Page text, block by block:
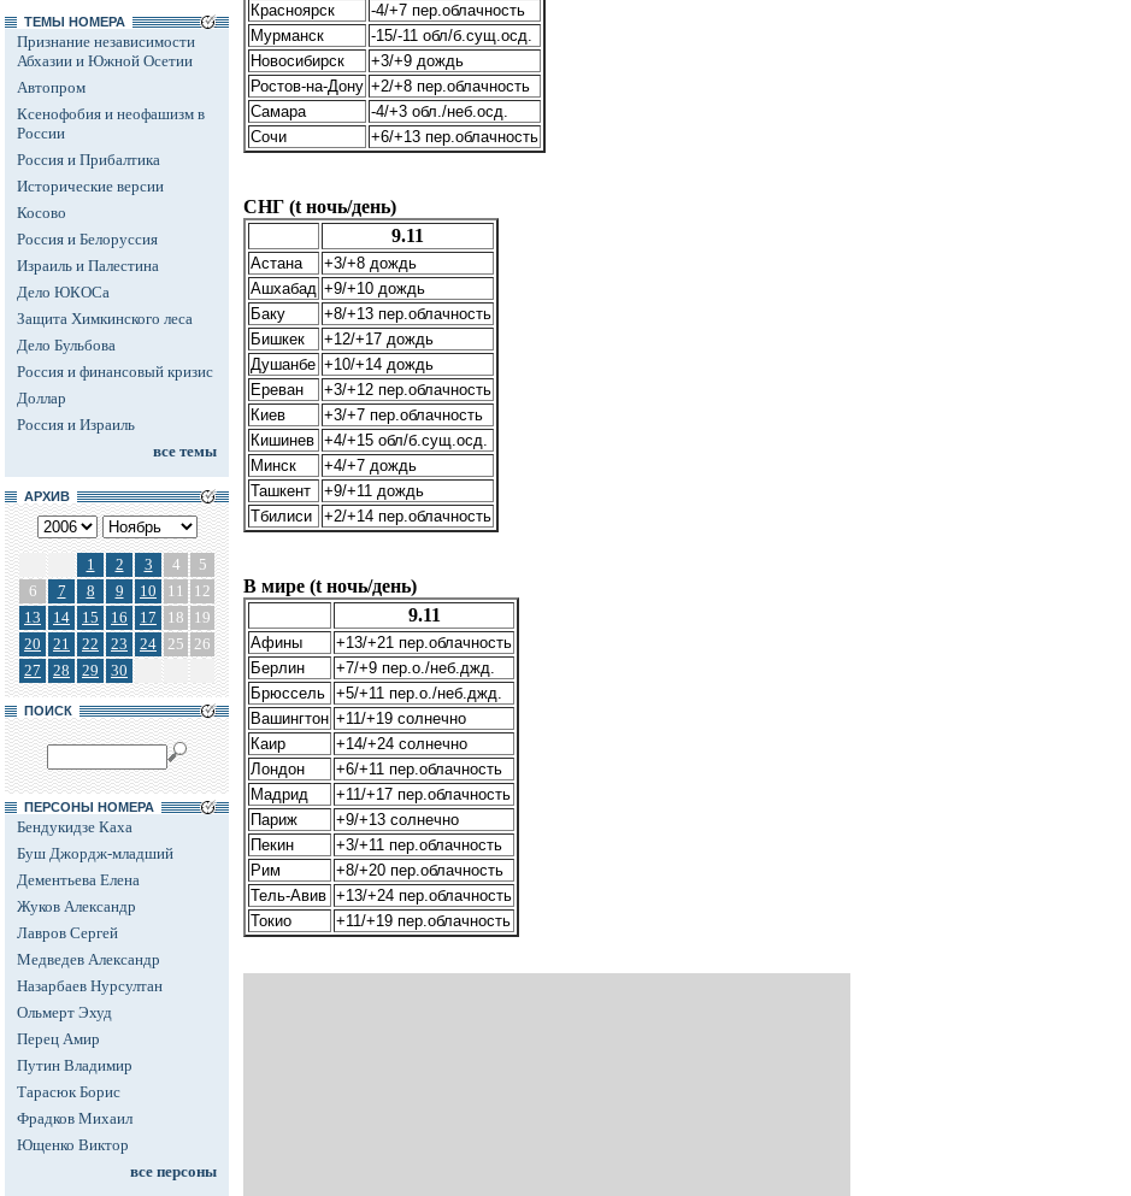
ТЕМЫ НОМЕРА
Признание независимости
Абхазии и Южной Осетии
Автопром
Ксенофобия и неофашизм в
России
Россия и Прибалтика
Исторические версии
Косово
Россия и Белоруссия
Израиль и Палестина
Дело ЮКОСа
Защита Химкинского леса
Дело Бульбова
Россия и финансовый кризис
Доллар
Россия и Израиль
все темы
АРХИВ
1 2 3 4
5
6
7 8 9 10 11
12
13
14 15 16 17 18
19
20
21 22 23 24 25 26
27
28 29 30
ПОИСК
ПЕРСОНЫ НОМЕРА
Бендукидзе Каха
Буш Джордж-младший
Дементьева Елена
Жуков Александр
Лавров Сергей
Медведев Александр
Назарбаев Нурсултан
Ольмерт Эхуд
Перец Амир
Путин Владимир
Тарасюк Борис
Фрадков Михаил
Ющенко Виктор
все персоны
Красноярск
-4/+7 пер.облачность
Мурманск
-15/-11 обл/б.сущ.осд.
Новосибирск
+3/+9 дождь
Ростов-на-Дону +2/+8 пер.облачность
Самара
-4/+3 обл./неб.осд.
Сочи
+6/+13 пер.облачность
СНГ (t ночь/день)
9.11
Астана
+3/+8 дождь
Ашхабад +9/+10 дождь
Баку
+8/+13 пер.облачность
Бишкек
+12/+17 дождь
Душанбе +10/+14 дождь
Ереван
+3/+12 пер.облачность
Киев
+3/+7 пер.облачность
Кишинев +4/+15 обл/б.сущ.осд.
Минск
+4/+7 дождь
Ташкент
+9/+11 дождь
Тбилиси
+2/+14 пер.облачность
В мире (t ночь/день)
9.11
Афины
+13/+21 пер.облачность
Берлин
+7/+9 пер.о./неб.джд.
Брюссель +5/+11 пер.о./неб.джд.
Вашингтон +11/+19 солнечно
Каир
+14/+24 солнечно
Лондон
+6/+11 пер.облачность
Мадрид
+11/+17 пер.облачность
Париж
+9/+13 солнечно
Пекин
+3/+11 пер.облачность
Рим
+8/+20 пер.облачность
Тель-Авив +13/+24 пер.облачность
Токио
+11/+19 пер.облачность